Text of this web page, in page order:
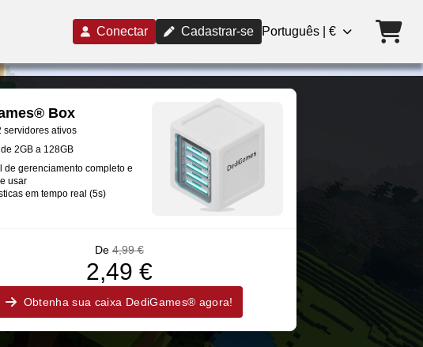
Conectar Cadastrar-se Português | €
Box
servidores ativos
de 2GB a 128GB
de gerenciamento completo e
usar
em tempo real (5s)
De 4,99 €
2,49 €
Obtenha sua caixa DediGames® agora!